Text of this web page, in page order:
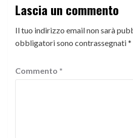
Lascia un commento
Il tuo indirizzo email non sarà
obbligatori sono contrassegnati*
Commento *